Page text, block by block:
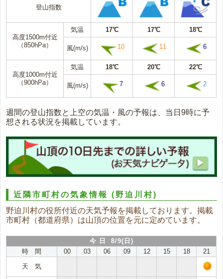
登山指数
高度1500m付近
（850hPa）
気温 17℃ 17℃ 18℃
風(m/s) 10 11 6
高度1000m付近
（900hPa）
気温 18℃ 20℃ 22℃
風(m/s) 7 6 2
週間の登山指数と上空の気温・風の予報は、当日9時に予
想される状況を掲載しています。
近隣市町村の気象情報(野迫川村)
野迫川村の役所付近の天気予報を掲載しております。掲載
市町村（都道府県）は山頂の位置を元に定めています。
今 日 8/9(日)
時 間
00 03 06 09 12 15 18
21
天 気